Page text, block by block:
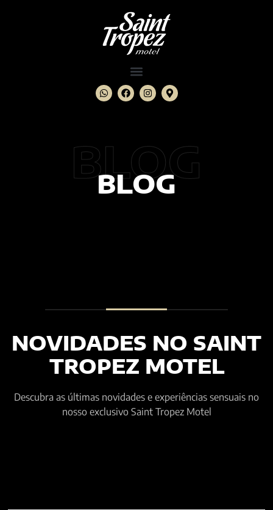
BLOG
BLOG
NOVIDADES NO SAINT
TROPEZ MOTEL
Descubra as últimas novidades e experiências sensuais no
nosso exclusivo Saint Tropez Motel